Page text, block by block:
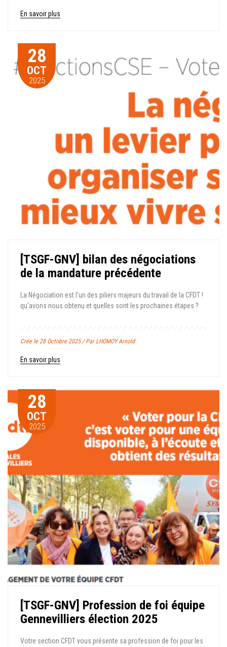
En savoir plus
28
OCT
2025
[TSGF-GNV] bilan des négociations
de la mandature précédente
La Négociation est l'un des piliers majeurs du travail de la CFDT !
qu'avons nous obtenu et quelles sont les prochaines étapes ?
Crée le 28 Octobre 2025 / Par LHOMOY Arnold
En savoir plus
28
OCT
2025
[TSGF-GNV] Profession de foi équipe
Gennevilliers élection 2025
Votre section CFDT vous présente sa profession de foi pour les